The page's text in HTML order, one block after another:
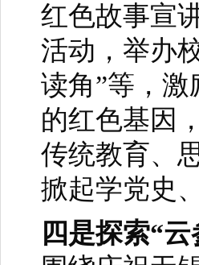
红色故事宣
活动，举办
读角”等，
的红色基因
传统教育、
掀起学党史
四是探索“